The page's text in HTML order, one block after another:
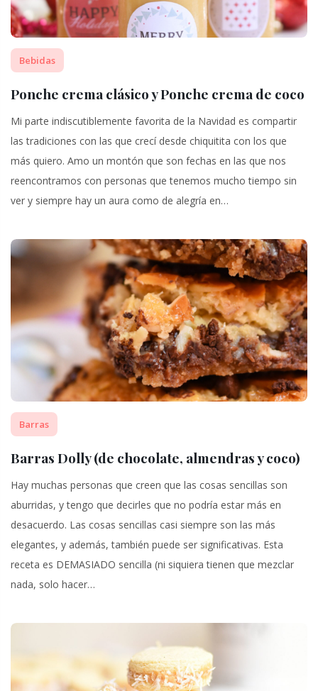
Bebidas
Ponche crema clásico y Ponche crema de coco
Mi parte indiscutiblemente favorita de la Navidad es compartir
las tradiciones con las que crecí desde chiquitita con los que
más quiero. Amo un montón que son fechas en las que nos
reencontramos con personas que tenemos mucho tiempo sin
ver y siempre hay un aura como de alegría en…
Barras
Barras Dolly (de chocolate, almendras y coco)
Hay muchas personas que creen que las cosas sencillas son
aburridas, y tengo que decirles que no podría estar más en
desacuerdo. Las cosas sencillas casi siempre son las más
elegantes, y además, también puede ser significativas. Esta
receta es DEMASIADO sencilla (ni siquiera tienen que mezclar
nada, solo hacer…